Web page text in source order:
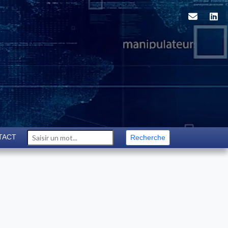
Recherche